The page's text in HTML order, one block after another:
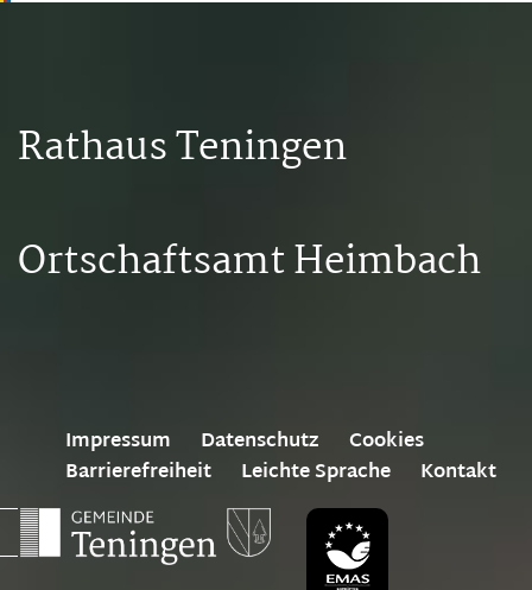
Rathaus Teningen
Ortschaftsamt Heimbach
Impressum Datenschutz
Cookies
Barrierefreiheit
Leichte Sprache Kontakt